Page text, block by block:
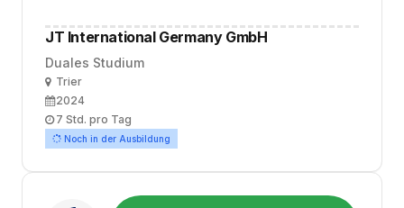
JT International Germany GmbH
Duales Studium
OrtTrier
Ausbildungsbeginn
2024
Arbeitszeit
7 Std. pro Tag
Noch in der Ausbildung